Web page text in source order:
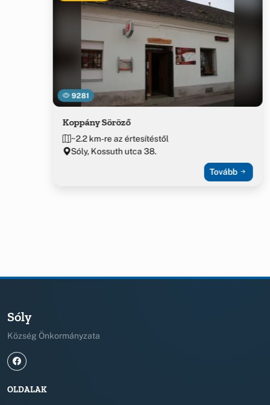
9281
Koppány Söröző
~2.2 km-re az értesítéstől
Sóly, Kossuth utca 38.
Tovább
Sóly
Község Önkormányzata
OLDALAK